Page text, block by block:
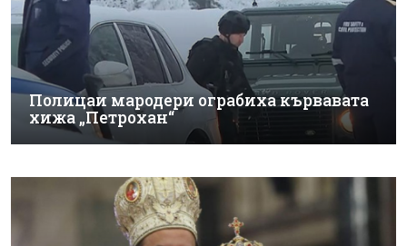
Полицаи мародери ограбиха кървавата
хижа „Петрохан“